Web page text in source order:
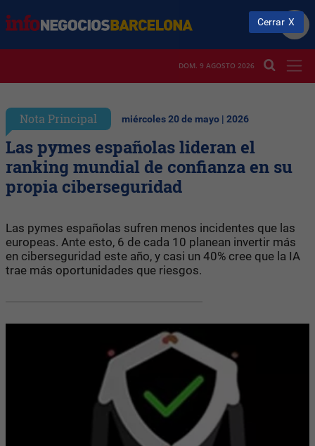
DOM. 9 AGOSTO 2026
Nota Principal miércoles 20 de mayo | 2026
Las pymes españolas lideran el
ranking mundial de confianza en su
propia ciberseguridad
Las pymes españolas sufren menos incidentes que las
europeas. Ante esto, 6 de cada 10 planean invertir más
en ciberseguridad este año, y casi un 40% cree que la IA
trae más oportunidades que riesgos.
Cerrar